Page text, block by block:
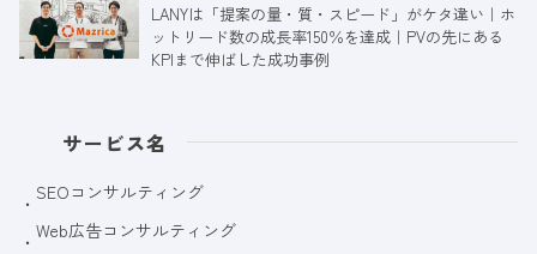
LANYは「提案の量・質・スピード」がケタ違い｜ホ
ットリード数の成長率150％を達成｜PVの先にある
KPIまで伸ばした成功事例
サービス名
SEOコンサルティング
Web広告コンサルティング